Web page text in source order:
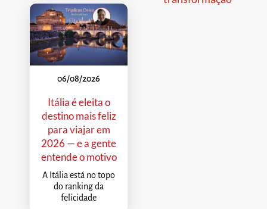
06/08/2026
Itália é eleita o
destino mais feliz
para viajar em
2026 — e a gente
entende o motivo
A Itália está no topo
do ranking da
felicidade